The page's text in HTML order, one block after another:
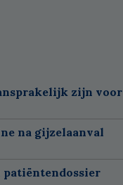
zijn voor
na gijzelaanval